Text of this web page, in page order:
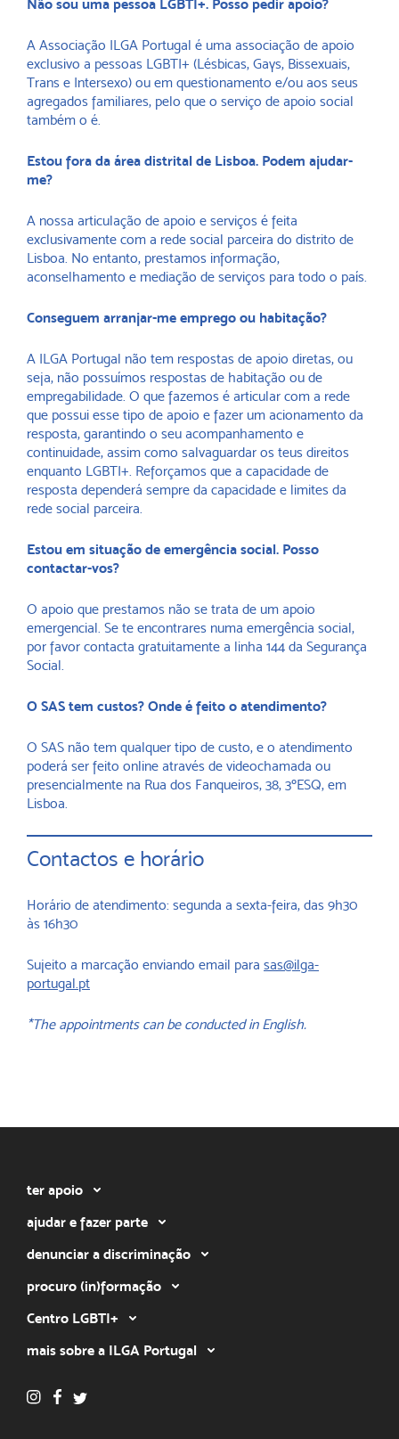
Não sou uma pessoa LGBTI+. Posso pedir apoio?
A Associação ILGA Portugal é uma associação de apoio
exclusivo a pessoas LGBTI+ (Lésbicas, Gays, Bissexuais,
Trans e Intersexo) ou em questionamento e/ou aos seus
agregados familiares, pelo que o serviço de apoio social
também o é.
Estou fora da área distrital de Lisboa. Podem ajudar-
me?
A nossa articulação de apoio e serviços é feita
exclusivamente com a rede social parceira do distrito de
Lisboa. No entanto, prestamos informação,
aconselhamento e mediação de serviços para todo o país.
Conseguem arranjar-me emprego ou habitação?
A ILGA Portugal não tem respostas de apoio diretas, ou
seja, não possuímos respostas de habitação ou de
empregabilidade. O que fazemos é articular com a rede
que possui esse tipo de apoio e fazer um acionamento da
resposta, garantindo o seu acompanhamento e
continuidade, assim como salvaguardar os teus direitos
enquanto LGBTI+. Reforçamos que a capacidade de
resposta dependerá sempre da capacidade e limites da
rede social parceira.
Estou em situação de emergência social. Posso
contactar-vos?
O apoio que prestamos não se trata de um apoio
emergencial. Se te encontrares numa emergência social,
por favor contacta gratuitamente a linha 144 da Segurança
Social.
O SAS tem custos? Onde é feito o atendimento?
O SAS não tem qualquer tipo de custo, e o atendimento
poderá ser feito online através de videochamada ou
presencialmente na Rua dos Fanqueiros, 38, 3ºESQ, em
Lisboa.
Contactos e horário
Horário de atendimento: segunda a sexta-feira, das 9h30
às 16h30
Sujeito a marcação enviando email para sas@ilga-
portugal.pt
*The appointments can be conducted in English.
ter apoio
ajudar e fazer parte
denunciar a discriminação
procuro (in)formação
Centro LGBTI+
mais sobre a ILGA Portugal